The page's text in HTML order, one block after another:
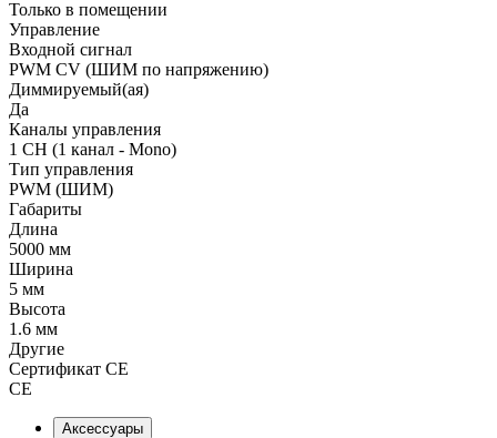
Только в помещении
Управление
Входной сигнал
PWM СV (ШИМ по напряжению)
Диммируемый(ая)
Да
Каналы управления
1 CH (1 канал - Mono)
Тип управления
PWM (ШИМ)
Габариты
Длина
5000 мм
Ширина
5 мм
Высота
1.6 мм
Другие
Сертификат CE
CE
Аксессуары